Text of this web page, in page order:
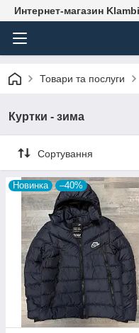
Интернет-магазин
Товари та послуги
Куртки - зима
Сортування
Новинка –40%